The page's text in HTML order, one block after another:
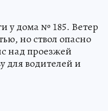
у дома № 185. Ветер
но ствол опасно
над проезжей
для водителей и